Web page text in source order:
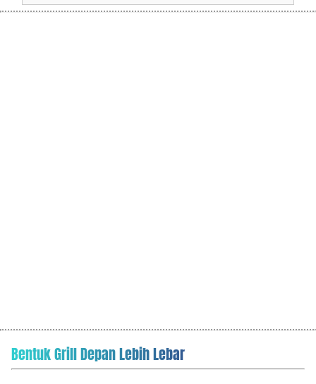
Bentuk Grill Depan Lebih Lebar